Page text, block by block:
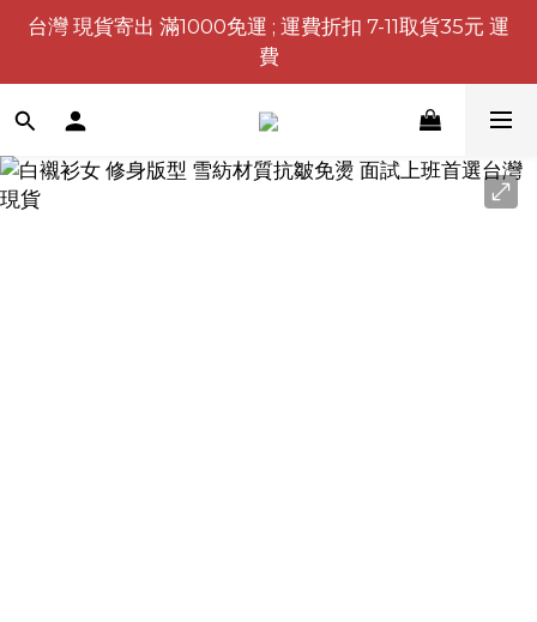
台灣 現貨寄出 滿1000免運 ; 運費折扣 7-11取貨35元 運
費